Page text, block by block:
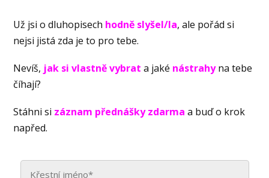
Už jsi o dluhopisech hodně slyšel/la, ale pořád si
nejsi jistá zda je to pro tebe.
Nevíš, jak si vlastně vybrat a jaké nástrahyna tebe
číhají?
Stáhni si záznam přednášky zdarma a buď o krok
napřed.